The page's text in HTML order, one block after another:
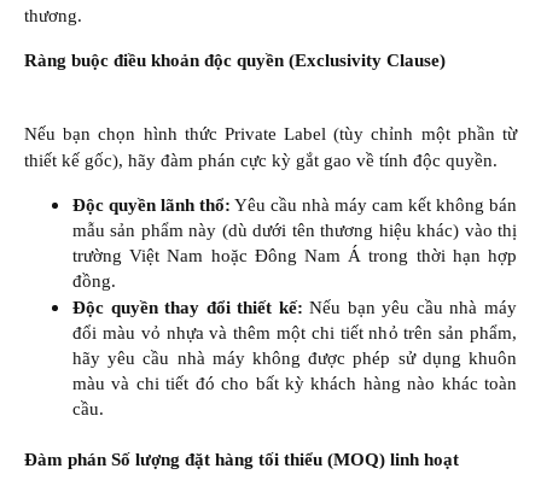
thương.
Ràng buộc điều khoản độc quyền (Exclusivity Clause)
Nếu bạn chọn hình thức Private Label (tùy chỉnh một phần từ
thiết kế gốc), hãy đàm phán cực kỳ gắt gao về tính độc quyền.
Độc quyền lãnh thổ: Yêu cầu nhà máy cam kết không bán
mẫu sản phẩm này (dù dưới tên thương hiệu khác) vào thị
trường Việt Nam hoặc Đông Nam Á trong thời hạn hợp
đồng.​
Độc quyền thay đổi thiết kế: Nếu bạn yêu cầu nhà máy
đổi màu vỏ nhựa và thêm một chi tiết nhỏ trên sản phẩm,
hãy yêu cầu nhà máy không được phép sử dụng khuôn
màu và chi tiết đó cho bất kỳ khách hàng nào khác toàn
cầu.​
Đàm phán Số lượng đặt hàng tối thiểu (MOQ) linh hoạt